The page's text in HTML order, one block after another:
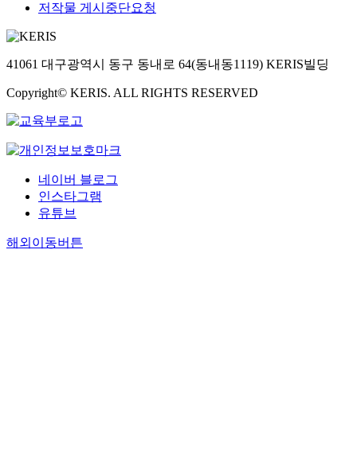
저작물 게시중단요청
41061 대구광역시 동구 동내로 64(동내동1119) KERIS빌딩
Copyright© KERIS. ALL RIGHTS RESERVED
네이버 블로그
인스타그램
유튜브
해외이동버튼